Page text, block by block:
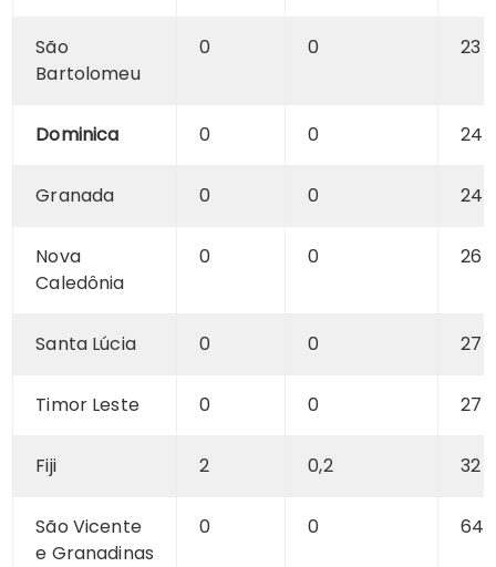
São
Bartolomeu
0 0 23
Dominica 0 0 24
Granada 0 0 24
Nova
Caledônia
0 0 26
Santa Lúcia 0 0 27
Timor Leste 0 0 27
Fiji 2 0,2 32
São Vicente
e Granadinas
0 0 64